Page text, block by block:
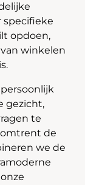
specifieke
opdoen,
winkelen
gezicht,
te
de
we de